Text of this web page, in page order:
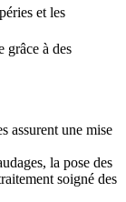
et les
grâce à des
assurent une mise
la pose des
soigné des